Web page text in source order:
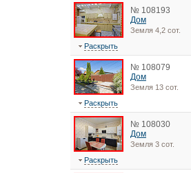
№ 108193
Дом
Земля 4,2 сот.
Раскрыть
№ 108079
Дом
Земля 13 сот.
Раскрыть
№ 108030
Дом
Земля 3 сот.
Раскрыть